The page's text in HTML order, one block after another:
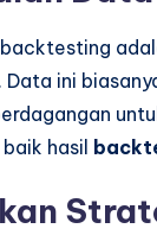
Data ini
hasil